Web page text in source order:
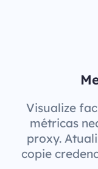
Visualize
métricas
proxy.
copie